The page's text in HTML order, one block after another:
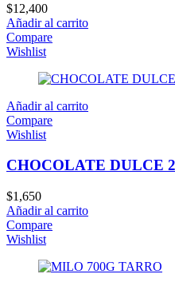
$12,400
Añadir al carrito
Compare
Wishlist
Añadir al carrito
Compare
Wishlist
CHOCOLATE DULCE
$1,650
Añadir al carrito
Compare
Wishlist